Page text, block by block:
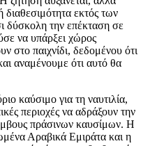
διαθεσιμότητα εκτός των
δύσκολη την επέκταση σε
να υπάρξει χώρος
στο παιχνίδι, δεδομένου ότι
αναμένουμε ότι αυτό θα
καύσιμο για τη ναυτιλία,
περιοχές να αδράξουν την
πράσινων καυσίμων. Η
Αραβικά Εμιράτα και η